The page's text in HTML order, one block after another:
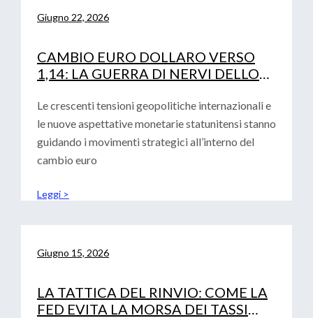
Giugno 22, 2026
CAMBIO EURO DOLLARO VERSO
1,14: LA GUERRA DI NERVI DELLO
Le crescenti tensioni geopolitiche internazionali e
le nuove aspettative monetarie statunitensi stanno
guidando i movimenti strategici all’interno del
cambio euro
Leggi >
Giugno 15, 2026
LA TATTICA DEL RINVIO: COME LA
FED EVITA LA MORSA DEI TASSI